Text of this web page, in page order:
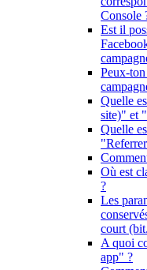
Console
Est il
Peux-
Quelle
site)" et
Quelle
Où est
?
Les
court
A quoi
app" ?